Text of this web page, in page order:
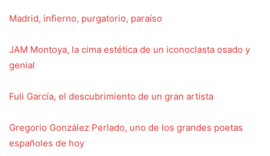
Madrid, infierno, purgatorio, paraíso
JAM Montoya, la cima estética de un iconoclasta osado y
genial
Fuli García, el descubrimiento de un gran artista
Gregorio González Perlado, uno de los grandes poetas
españoles de hoy